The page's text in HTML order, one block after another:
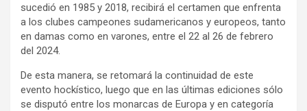
sucedió en 1985 y 2018, recibirá el certamen que enfrenta
a los clubes campeones sudamericanos y europeos, tanto
en damas como en varones, entre el 22 al 26 de febrero
del 2024.
De esta manera, se retomará la continuidad de este
evento hockístico, luego que en las últimas ediciones sólo
se disputó entre los monarcas de Europa y en categoría